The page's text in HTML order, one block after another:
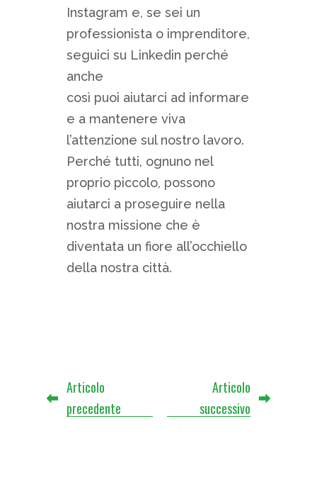
Instagram e, se sei un
professionista o imprenditore,
seguici su Linkedin perché
anche
così puoi aiutarci ad informare
e a mantenere viva
l’attenzione sul nostro lavoro.
Perché tutti, ognuno nel
proprio piccolo, possono
aiutarci a proseguire nella
nostra missione che è
diventata un fiore all’occhiello
della nostra città.
Articolo
precedente
Articolo
successivo